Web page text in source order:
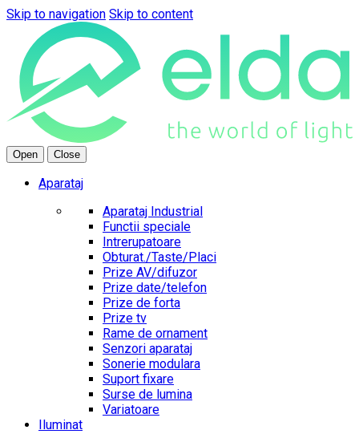
Skip to navigation Skip to content
Open Close
Aparataj
Aparataj Industrial
Functii speciale
Intrerupatoare
Obturat./Taste/Placi
Prize AV/difuzor
Prize date/telefon
Prize de forta
Prize tv
Rame de ornament
Senzori aparataj
Sonerie modulara
Suport fixare
Surse de lumina
Variatoare
Iluminat